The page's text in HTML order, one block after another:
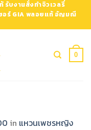
รับงานสั่งทำจิวเวลรี่
อร์ GIA พลอยแท้ อัญมณี
0
in แหวนเพชรหญิง